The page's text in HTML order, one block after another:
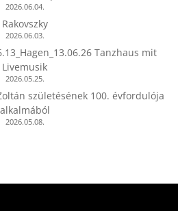
2026.06.04.
Rakovszky
2026.06.03.
Tanzhaus mit
Livemusik
2026.05.25.
születésének 100. évfordulója
alkalmából
2026.05.08.